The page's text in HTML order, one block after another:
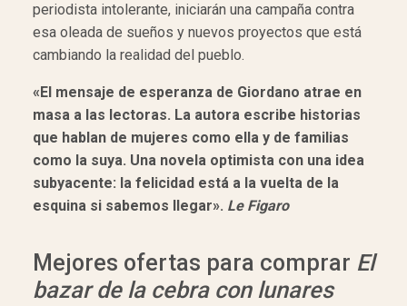
periodista intolerante, iniciarán una campaña contra
esa oleada de sueños y nuevos proyectos que está
cambiando la realidad del pueblo.
«El mensaje de esperanza de Giordano atrae en
masa a las lectoras. La autora escribe historias
que hablan de mujeres como ella y de familias
como la suya. Una novela optimista con una idea
subyacente: la felicidad está a la vuelta de la
esquina si sabemos llegar». Le Figaro
Mejores ofertas para comprar El
bazar de la cebra con lunares